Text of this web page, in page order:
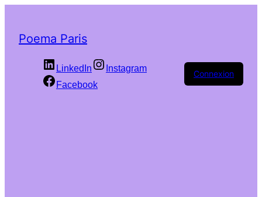
Poema Paris
LinkedIn
Instagram
Facebook
Connexion